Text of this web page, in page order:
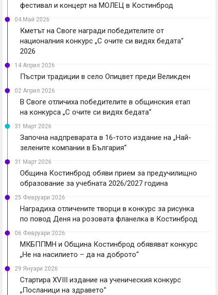
фестивал и концерт на МОЛЕЦ в Костинброд
04 Май 2026
Кметът на Своге награди победителите от
националния конкурс „С очите си видях бедата“
2026
14 Април 2026
Пъстри традиции в село Опицвет преди Великден
02 Април 2026
В Своге отличиха победителите в общинския етап
на конкурса „С очите си видях бедата“
31 Март 2026
Започна надпреварата в 16-тото издание на „Най-
зелените компании в България“
31 Март 2026
Община Костинброд обяви прием за предучилищно
образование за учебната 2026/2027 година
25 Февруари 2026
Наградиха отличените творци в конкурс за рисунка
по повод Деня на розовата фланелка в Костинброд
06 Февруари 2026
МКБППМН и Община Костинброд обявяват конкурс
„Не на насилието – да на доброто“
29 Януари 2026
Стартира XVIII издание на ученическия конкурс
„Посланици на здравето“